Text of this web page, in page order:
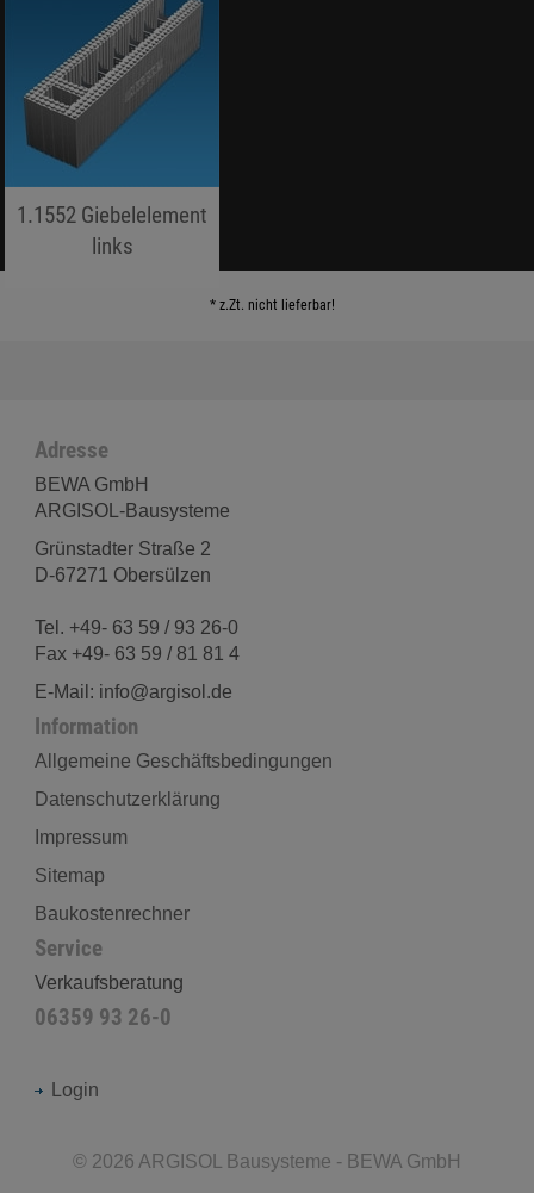
1.1552 Giebelelement
links
* z.Zt. nicht lieferbar!
Adresse
BEWA GmbH
ARGISOL-Bausysteme
Grünstadter Straße 2
D-67271 Obersülzen
Tel. +49- 63 59 / 93 26-0
Fax +49- 63 59 / 81 81 4
E-Mail: info@argisol.de
Information
Allgemeine Geschäftsbedingungen
Datenschutzerklärung
Impressum
Sitemap
Baukostenrechner
Service
Verkaufsberatung
06359 93 26-0
Login
© 2026 ARGISOL Bausysteme - BEWA GmbH